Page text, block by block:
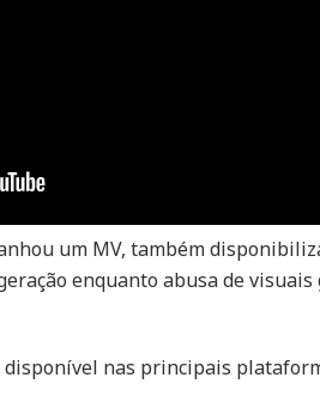
um MV, também
enquanto abusa de
disponível nas principais